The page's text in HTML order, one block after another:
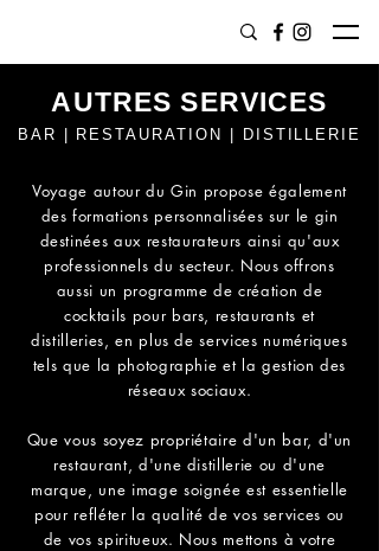
AUTRES SERVICES
BAR | RESTAURATION | DISTILLERIE
Voyage autour du Gin propose également
des formations personnalisées sur le gin
destinées aux restaurateurs ainsi qu'aux
professionnels du secteur. Nous offrons
aussi un programme de création de
cocktails pour bars, restaurants et
distilleries, en plus de services numériques
tels que la photographie et la gestion des
réseaux sociaux.
Que vous soyez propriétaire d'un bar, d'un
restaurant, d'une distillerie ou d'une
marque, une image soignée est essentielle
pour refléter la qualité de vos services ou
de vos spiritueux. Nous mettons à votre